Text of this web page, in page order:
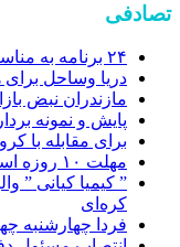
تصادفی
۲۴ برنامه به مناسبت هفته کتاب برگزاری می‌شود
دریا وساحل
مازندران نبض
پایش و نمونه برداری از ۱۱۷
برای مقابله با
مهلت ۱۰ روزه استاندار برای کم شدن صف‌های نانوایی‌ها
” کیمیا کیانی
کره‌ای
فردا چهارشنبه چهارم خرداد